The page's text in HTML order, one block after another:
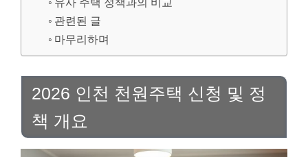
관련된 글
마무리하며
2026 인천 천원주택 신청 및 정
책 개요